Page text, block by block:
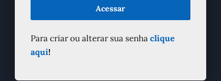
Acessar
Para criar ou alterar sua senhaclique
aqui!